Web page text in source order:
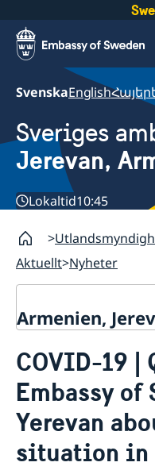
SvenskaEnglish
Sveriges
Jerevan,
Lokaltid10:45
Aktuellt Nyheter
Armenien,
Om oss
Ambassadören
Så stöttar vi
Team Sweden
Så kan du få stöd
Svenska företag i
Aktuellt
Nyheter
COVID-19 |
Embassy of
Yerevan
situation in